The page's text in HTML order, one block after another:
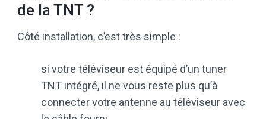
de la TNT ?
Côté installation, c’est très simple :
si votre téléviseur est équipé d’un tuner
TNT intégré, il ne vous reste plus qu’à
connecter votre antenne au téléviseur avec